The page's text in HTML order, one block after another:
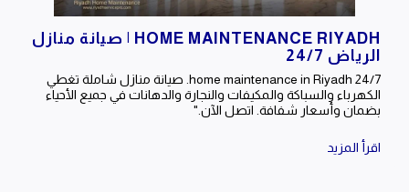
HOME MAINTENANCE RIYADH | صيانة منازل
الرياض 24/7
24/7 home maintenance in Riyadh. صيانة منازل شاملة تغطي
الكهرباء والسباكة والمكيفات والنجارة والدهانات في جميع الأحياء
بضمان وأسعار شفافة. اتصل الآن."
اقرأ المزيد